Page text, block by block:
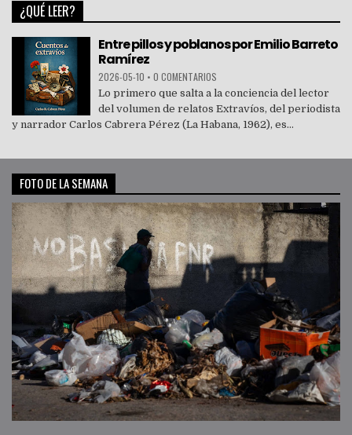
¿QUÉ LEER?
Entre pillos y poblanos por Emilio Barreto
Ramírez
2026-05-10 • 0 COMENTARIOS
Lo primero que salta a la conciencia del lector
del volumen de relatos Extravíos, del periodista
y narrador Carlos Cabrera Pérez (La Habana, 1962), es...
FOTO DE LA SEMANA